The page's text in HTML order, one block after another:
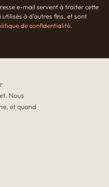
e-mail servent à traiter cette
à d’autres fins, et sont
de confidentialité.
Nous
et quand